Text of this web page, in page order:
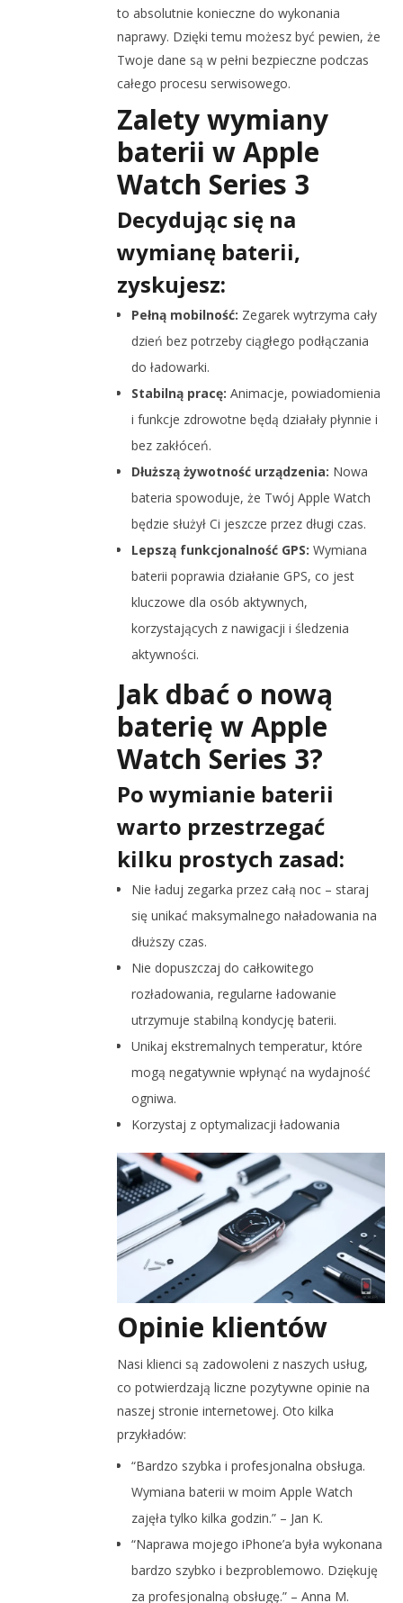
to absolutnie konieczne do wykonania
naprawy. Dzięki temu możesz być pewien, że
Twoje dane są w pełni bezpieczne podczas
całego procesu serwisowego.
Zalety wymiany
baterii w Apple
Watch Series 3
Decydując się na
wymianę baterii,
zyskujesz:
Pełną mobilność: Zegarek wytrzyma cały
dzień bez potrzeby ciągłego podłączania
do ładowarki.
Stabilną pracę: Animacje, powiadomienia
i funkcje zdrowotne będą działały płynnie i
bez zakłóceń.
Dłuższą żywotność urządzenia: Nowa
bateria spowoduje, że Twój Apple Watch
będzie służył Ci jeszcze przez długi czas.
Lepszą funkcjonalność GPS: Wymiana
baterii poprawia działanie GPS, co jest
kluczowe dla osób aktywnych,
korzystających z nawigacji i śledzenia
aktywności.
Jak dbać o nową
baterię w Apple
Watch Series 3?
Po wymianie baterii
warto przestrzegać
kilku prostych zasad:
Nie ładuj zegarka przez całą noc – staraj
się unikać maksymalnego naładowania na
dłuższy czas.
Nie dopuszczaj do całkowitego
rozładowania, regularne ładowanie
utrzymuje stabilną kondycję baterii.
Unikaj ekstremalnych temperatur, które
mogą negatywnie wpłynąć na wydajność
ogniwa.
Korzystaj z optymalizacji ładowania
Opinie klientów
Nasi klienci są zadowoleni z naszych usług,
co potwierdzają liczne pozytywne opinie na
naszej stronie internetowej. Oto kilka
przykładów:
“Bardzo szybka i profesjonalna obsługa.
Wymiana baterii w moim Apple Watch
zajęła tylko kilka godzin.” – Jan K.
“Naprawa mojego iPhone’a była wykonana
bardzo szybko i bezproblemowo. Dziękuję
za profesjonalną obsługę.” – Anna M.